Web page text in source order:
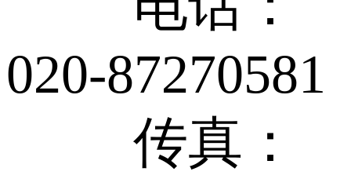
020-87270581
传真：